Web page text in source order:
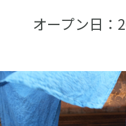
オープン日：